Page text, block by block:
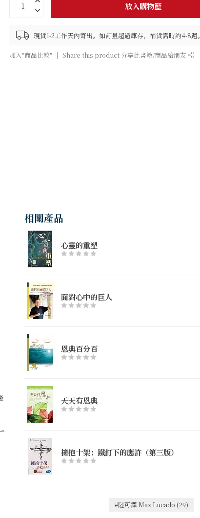
放入購物籃
現貨1-2工作天內寄出。如訂量超過庫存，補貨需時約4-8週。
加入"商品比較" Share this product 分享此書籍/商品給朋友
相關產品
心靈的重塑
面對心中的巨人
恩典百分百
天天有恩典
擁抱十架：鐵釘下的應許（第三版）
#陸可鐸 Max Lucado (29)